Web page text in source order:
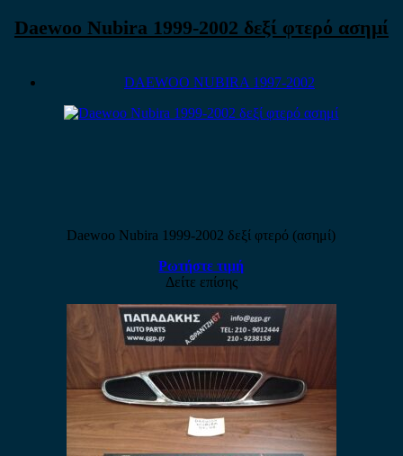
Daewoο Nubira 1999-2002 δεξί φτερό ασημί
DAEWOO NUBIRA 1997-2002
Daewoο Nubira 1999-2002 δεξί φτερό (ασημί)
Ρωτήστε τιμή
Δείτε επίσης